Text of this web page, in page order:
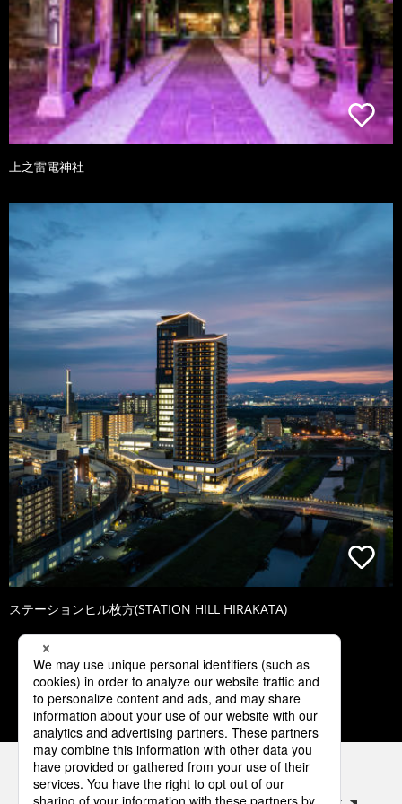
上之雷電神社
ステーションヒル枚方(STATION HILL HIRAKATA)
1 2 3 4 5
パナソニックの電気設備 SNSアカウント